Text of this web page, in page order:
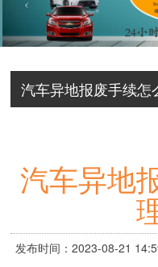
汽车异地报废手续怎
汽车异地
发布时间：2023-08-21